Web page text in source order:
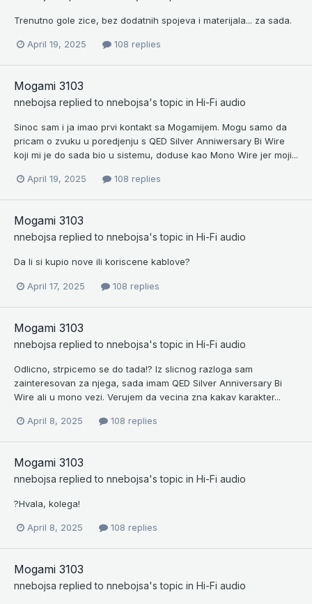
Trenutno gole zice, bez dodatnih spojeva i materijala... za sada.
April 19, 2025 108 replies
Mogami 3103
nnebojsa replied to nnebojsa's topic in Hi-Fi audio
Sinoc sam i ja imao prvi kontakt sa Mogamijem. Mogu samo da
pricam o zvuku u poredjenju s QED Silver Anniwersary Bi Wire
koji mi je do sada bio u sistemu, doduse kao Mono Wire jer moji...
April 19, 2025 108 replies
Mogami 3103
nnebojsa replied to nnebojsa's topic in Hi-Fi audio
Da li si kupio nove ili koriscene kablove?
April 17, 2025 108 replies
Mogami 3103
nnebojsa replied to nnebojsa's topic in Hi-Fi audio
Odlicno, strpicemo se do tada!? Iz slicnog razloga sam
zainteresovan za njega, sada imam QED Silver Anniversary Bi
Wire ali u mono vezi. Verujem da vecina zna kakav karakter...
April 8, 2025 108 replies
Mogami 3103
nnebojsa replied to nnebojsa's topic in Hi-Fi audio
?Hvala, kolega!
April 8, 2025 108 replies
Mogami 3103
nnebojsa replied to nnebojsa's topic in Hi-Fi audio